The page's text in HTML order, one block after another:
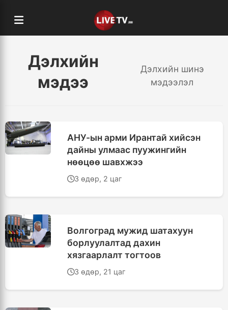
Дэлхийн
мэдээ
Дэлхийн шинэ
мэдээлэл
АНУ-ын арми Ирантай хийсэн
дайны улмаас пуужингийн
нөөцөө шавхжээ
3 өдөр, 2 цаг
Волгоград мужид шатахуун
борлуулалтад дахин
хязгаарлалт тогтоов
3 өдөр, 21 цаг